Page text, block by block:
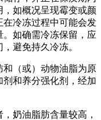
如概况呈现霉变或颜
冷冻过程中可能会发
如确需冷冻保留，应
避免持久冷冻。
（或）动物油脂为原
和养分强化剂，经加
奶油脂肪含量较高，